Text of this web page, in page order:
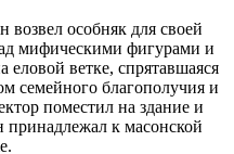
особняк для своей
мифическими фигурами и
ветке, спрятавшаяся
семейного благополучия и
поместил на здание и
принадлежал к масонской